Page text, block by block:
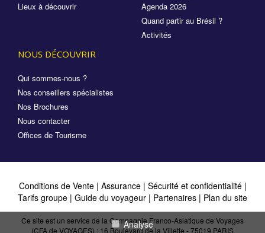
Lieux à découvrir
Agenda 2026
Quand partir au Brésil ?
Activités
NOUS DÉCOUVRIR
Qui sommes-nous ?
Nos conseillers spécialistes
Nos Brochures
Nous contacter
Offices de Tourisme
Conditions de Vente| Assurance | Sécurité et confidentialité|
Tarifs groupe | Guide du voyageur | Partenaires | Plan du site
Ce site est un service de la Compagnie Franco-Asiatique de Voyages
(CFA de VOYAGES) : 16 Boulevard de la Villette - 75019 PARIS
Analyse